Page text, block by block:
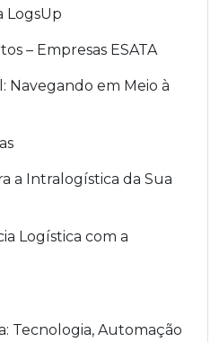
LogsUp
– Empresas ESATA
Navegando em Meio à
a Intralogística da Sua
Logística com a
Tecnologia, Automação